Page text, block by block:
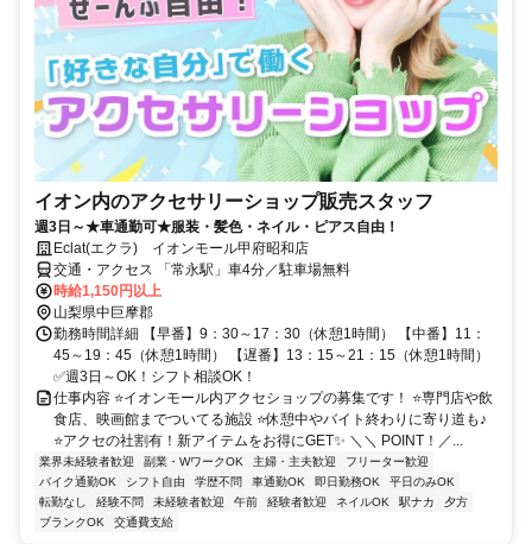
イオン内のアクセサリーショップ販売スタッフ
週3日～★車通勤可★服装・髪色・ネイル・ピアス自由！
Eclat(エクラ) イオンモール甲府昭和店
交通・アクセス 「常永駅」車4分／駐車場無料
時給1,150円以上
山梨県中巨摩郡
勤務時間詳細 【早番】9：30～17：30（休憩1時間） 【中番】11：
45～19：45（休憩1時間） 【遅番】13：15～21：15（休憩1時間）
✅週3日～OK！シフト相談OK！
仕事内容 ⭐イオンモール内アクセショップの募集です！ ⭐専門店や飲
食店、映画館までついてる施設 ⭐休憩中やバイト終わりに寄り道も♪
⭐アクセの社割有！新アイテムをお得にGET✨ ＼＼ POINT！／...
業界未経験者歓迎 副業・WワークOK 主婦・主夫歓迎
フリーター歓迎
バイク通勤OK
シフト自由 学歴不問 車通勤OK 即日勤務OK
平日のみOK
転勤なし
経験不問 未経験者歓迎 午前 経験者歓迎 ネイルOK 駅ナカ
夕方
ブランクOK
交通費支給